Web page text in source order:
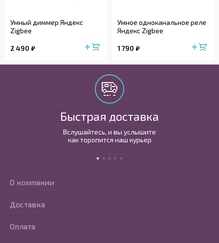
Умный диммер Яндекс
Zigbee
2 490
Умное одноканальное реле
Яндекс Zigbee
1 790
Быстрая доставка
Вслушайтесь, и вы услышите
как торопится наш курьер
О компании
Доставка
Оплата